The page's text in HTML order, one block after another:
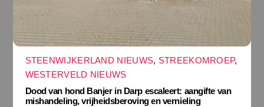
STEENWIJKERLAND NIEUWS, STREEKOMROEP,
WESTERVELD NIEUWS
Dood van hond Banjer in Darp escaleert: aangifte van
mishandeling, vrijheidsberoving en vernieling